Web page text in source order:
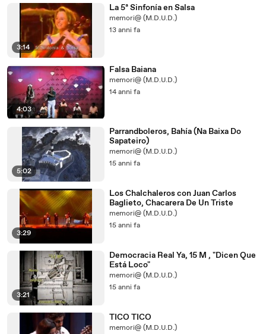
3:14
La 5ª Sinfonía en Salsa
memori@ (M.D.U.D.)
13 anni fa
4:03
Falsa Baiana
memori@ (M.D.U.D.)
14 anni fa
5:02
Parrandboleros, Bahía (Na Baixa Do
Sapateiro)
memori@ (M.D.U.D.)
15 anni fa
3:29
Los Chalchaleros con Juan Carlos
Baglieto, Chacarera De Un Triste
memori@ (M.D.U.D.)
15 anni fa
3:21
Democracia Real Ya, 15 M , "Dicen Que
Está Loco"
memori@ (M.D.U.D.)
15 anni fa
TICO TICO
memori@ (M.D.U.D.)